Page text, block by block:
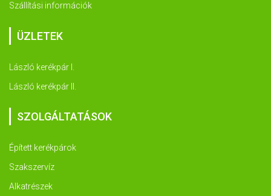
Szállítási információk
ÜZLETEK
László kerékpár I.
László kerékpár II.
SZOLGÁLTATÁSOK
Épített kerékpárok
Szakszervíz
Alkatrészek